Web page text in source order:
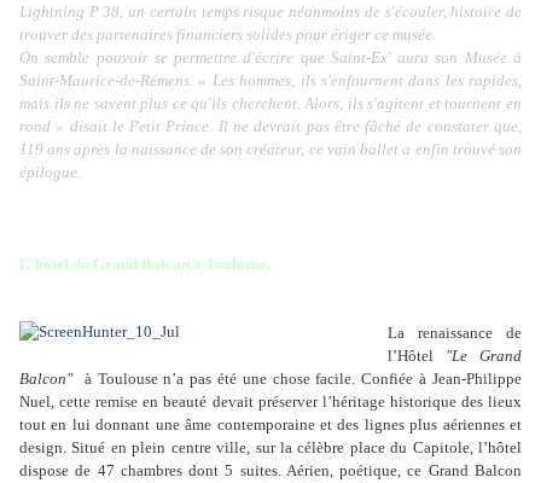
Lightning P 38, un certain temps risque néanmoins de s'écouler, histoire de
trouver des partenaires financiers solides pour ériger ce musée.
On semble pouvoir se permettre d'écrire que Saint-Ex' aura son Musée à
Saint-Maurice-de-Rémens. « Les hommes, ils s'enfournent dans les rapides,
mais ils ne savent plus ce qu'ils cherchent. Alors, ils s'agitent et tournent en
rond » disait le Petit Prince. Il ne devrait pas être fâché de constater que,
119 ans après la naissance de son créateur, ce vain ballet a enfin trouvé son
épilogue.
L'hôtel du Grand Balcon à Toulouse.
La renaissance de
l’Hôtel "Le Grand
Balcon"à Toulouse n’a pas été une chose facile. Confiée à Jean-Philippe
Nuel, cette remise en beauté devait préserver l’héritage historique des lieux
tout en lui donnant une âme contemporaine et des lignes plus aériennes et
design. Situé en plein centre ville, sur la célèbre place du Capitole, l’hôtel
dispose de 47 chambres dont 5 suites. Aérien, poétique, ce Grand Balcon